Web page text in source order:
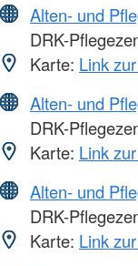
Alten- und
DRK-
Karte: Link
Alten- und
DRK-
Karte: Link
Alten- und
DRK-
Karte: Link